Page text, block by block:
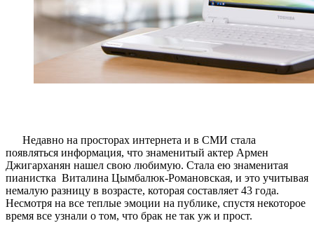
Недавно на просторах интернета и в СМИ стала
появляться информация, что знаменитый актер Армен
Джигарханян нашел свою любимую. Стала ею знаменитая
пианистка Виталина Цымбалюк-Романовская, и это учитывая
немалую разницу в возрасте, которая составляет 43 года.
Несмотря на все теплые эмоции на публике, спустя некоторое
время все узнали о том, что брак не так уж и прост.